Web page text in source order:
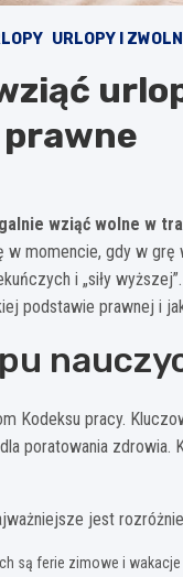
URLOPY I
wziąć wolne w
momencie, gdy w
i „siły
podstawie prawnej i
Kodeksu pracy.
poratowania zdrowia.
jest
są ferie zimowe i